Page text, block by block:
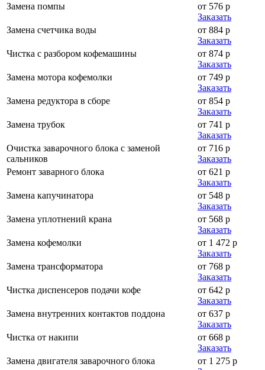
Замена помпы
от 576 р
Заказать
Замена счетчика воды
от 884 р
Заказать
Чистка с разбором кофемашины
от 874 р
Заказать
Замена мотора кофемолки
от 749 р
Заказать
Замена редуктора в сборе
от 854 р
Заказать
Замена трубок
от 741 р
Заказать
Очистка заварочного блока с заменой
сальников
от 716 р
Заказать
Ремонт заварного блока
от 621 р
Заказать
Замена капучинатора
от 548 р
Заказать
Замена уплотнений крана
от 568 р
Заказать
Замена кофемолки
от 1 472 р
Заказать
Замена трансформатора
от 768 р
Заказать
Чистка диспенсеров подачи кофе
от 642 р
Заказать
Замена внутренних контактов поддона
от 637 р
Заказать
Чистка от накипи
от 668 р
Заказать
Замена двигателя заварочного блока
от 1 275 р